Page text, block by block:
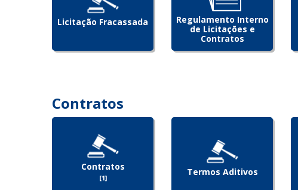
Licitação Fracassada
Regulamento Interno
de Licitações e
Contratos
Contratos
Contratos
[1]
Termos Aditivos